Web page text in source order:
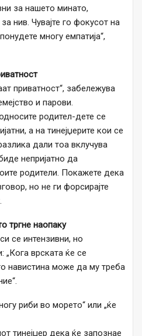
за нашето минато,
нив. Чувајте го фокусот на
многу емпатија“,
приватност“, забележува
и парови.
родител-дете се
а на тинејџерите кои се
дали тоа вклучува
непријатно да
родители. Покажете дека
но не ги форсирајте
тргне наопаку
се интензивни, но
„Кога врската ќе се
навистина може да му треба
риби во морето“ или „ќе
тинејџер дека ќе запознае